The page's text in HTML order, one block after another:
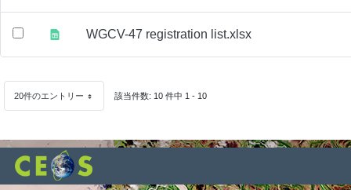
WGCV-47 registration list.xlsx
20件のエントリー
1 ページあたり 該当件数: 10 件中 1 - 10